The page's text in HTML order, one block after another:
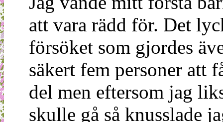
att vara rädd för. Det
försöket som gjordes
säkert fem personer att
del men eftersom jag
skulle gå så knusslade